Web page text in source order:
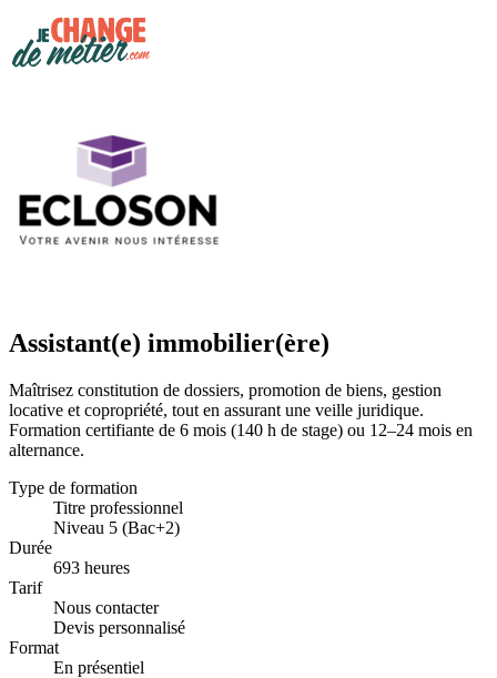
Assistant(e) immobilier(ère)
Maîtrisez constitution de dossiers, promotion de biens, gestion
locative et copropriété, tout en assurant une veille juridique.
Formation certifiante de 6 mois (140 h de stage) ou 12–24 mois en
alternance.
Type de formation
Titre professionnel
Niveau 5 (Bac+2)
Durée
693 heures
Tarif
Nous contacter
Devis personnalisé
Format
En présentiel